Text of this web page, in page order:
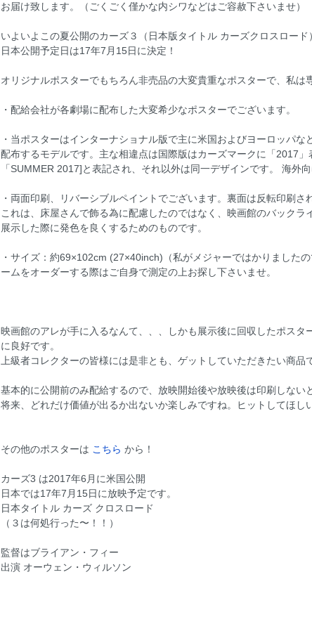
お届け致します。（ごくごく僅かな内シワなどはご容赦下さいませ）
いよいよこの夏公開のカーズ３（日本版タイトル カーズクロスロード
日本公開予定日は17年7月15日に決定！
オリジナルポスターでもちろん非売品の大変貴重なポスターで、私は
・配給会社が各劇場に配布した大変希少なポスターでございます。
・当ポスターはインターナショナル版で主に米国およびヨーロッパな
配布するモデルです。主な相違点は国際版はカーズマークに「2017」
「SUMMER 2017]と表記され、それ以外は同一デザインです。 海外
・両面印刷、リバーシブルペイントでございます。裏面は反転印刷さ
これは、床屋さんで飾る為に配慮したのではなく、映画館のバックラ
展示した際に発色を良くするためのものです。
・サイズ：約69×102cm (27×40inch)（私がメジャーではかりました
ームをオーダーする際はご自身で測定の上お探し下さいませ。
映画館のアレが手に入るなんて、、、しかも展示後に回収したポスタ
に良好です。
上級者コレクターの皆様には是非とも、ゲットしていただきたい商品
基本的に公開前のみ配給するので、放映開始後や放映後は印刷しない
将来、どれだけ価値が出るか出ないか楽しみですね。ヒットしてほし
その他のポスターは こちら から！
カーズ3 は2017年6月に米国公開
日本では17年7月15日に放映予定です。
日本タイトル カーズ クロスロード
（３は何処行った〜！！）
監督はブライアン・フィー
出演 オーウェン・ウィルソン